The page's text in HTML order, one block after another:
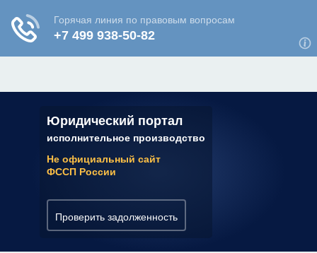
Юридический портал
исполнительное производство
Не официальный сайт
ФССП России
Проверить задолженность
✆ 7 (800) 350-22-64